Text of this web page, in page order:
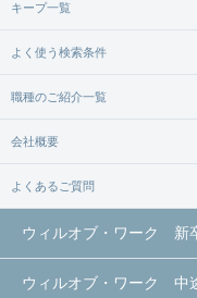
キープ一覧
よく使う検索条件
職種のご紹介一覧
会社概要
よくあるご質問
ウィルオブ・ワーク 新
ウィルオブ・ワーク 中